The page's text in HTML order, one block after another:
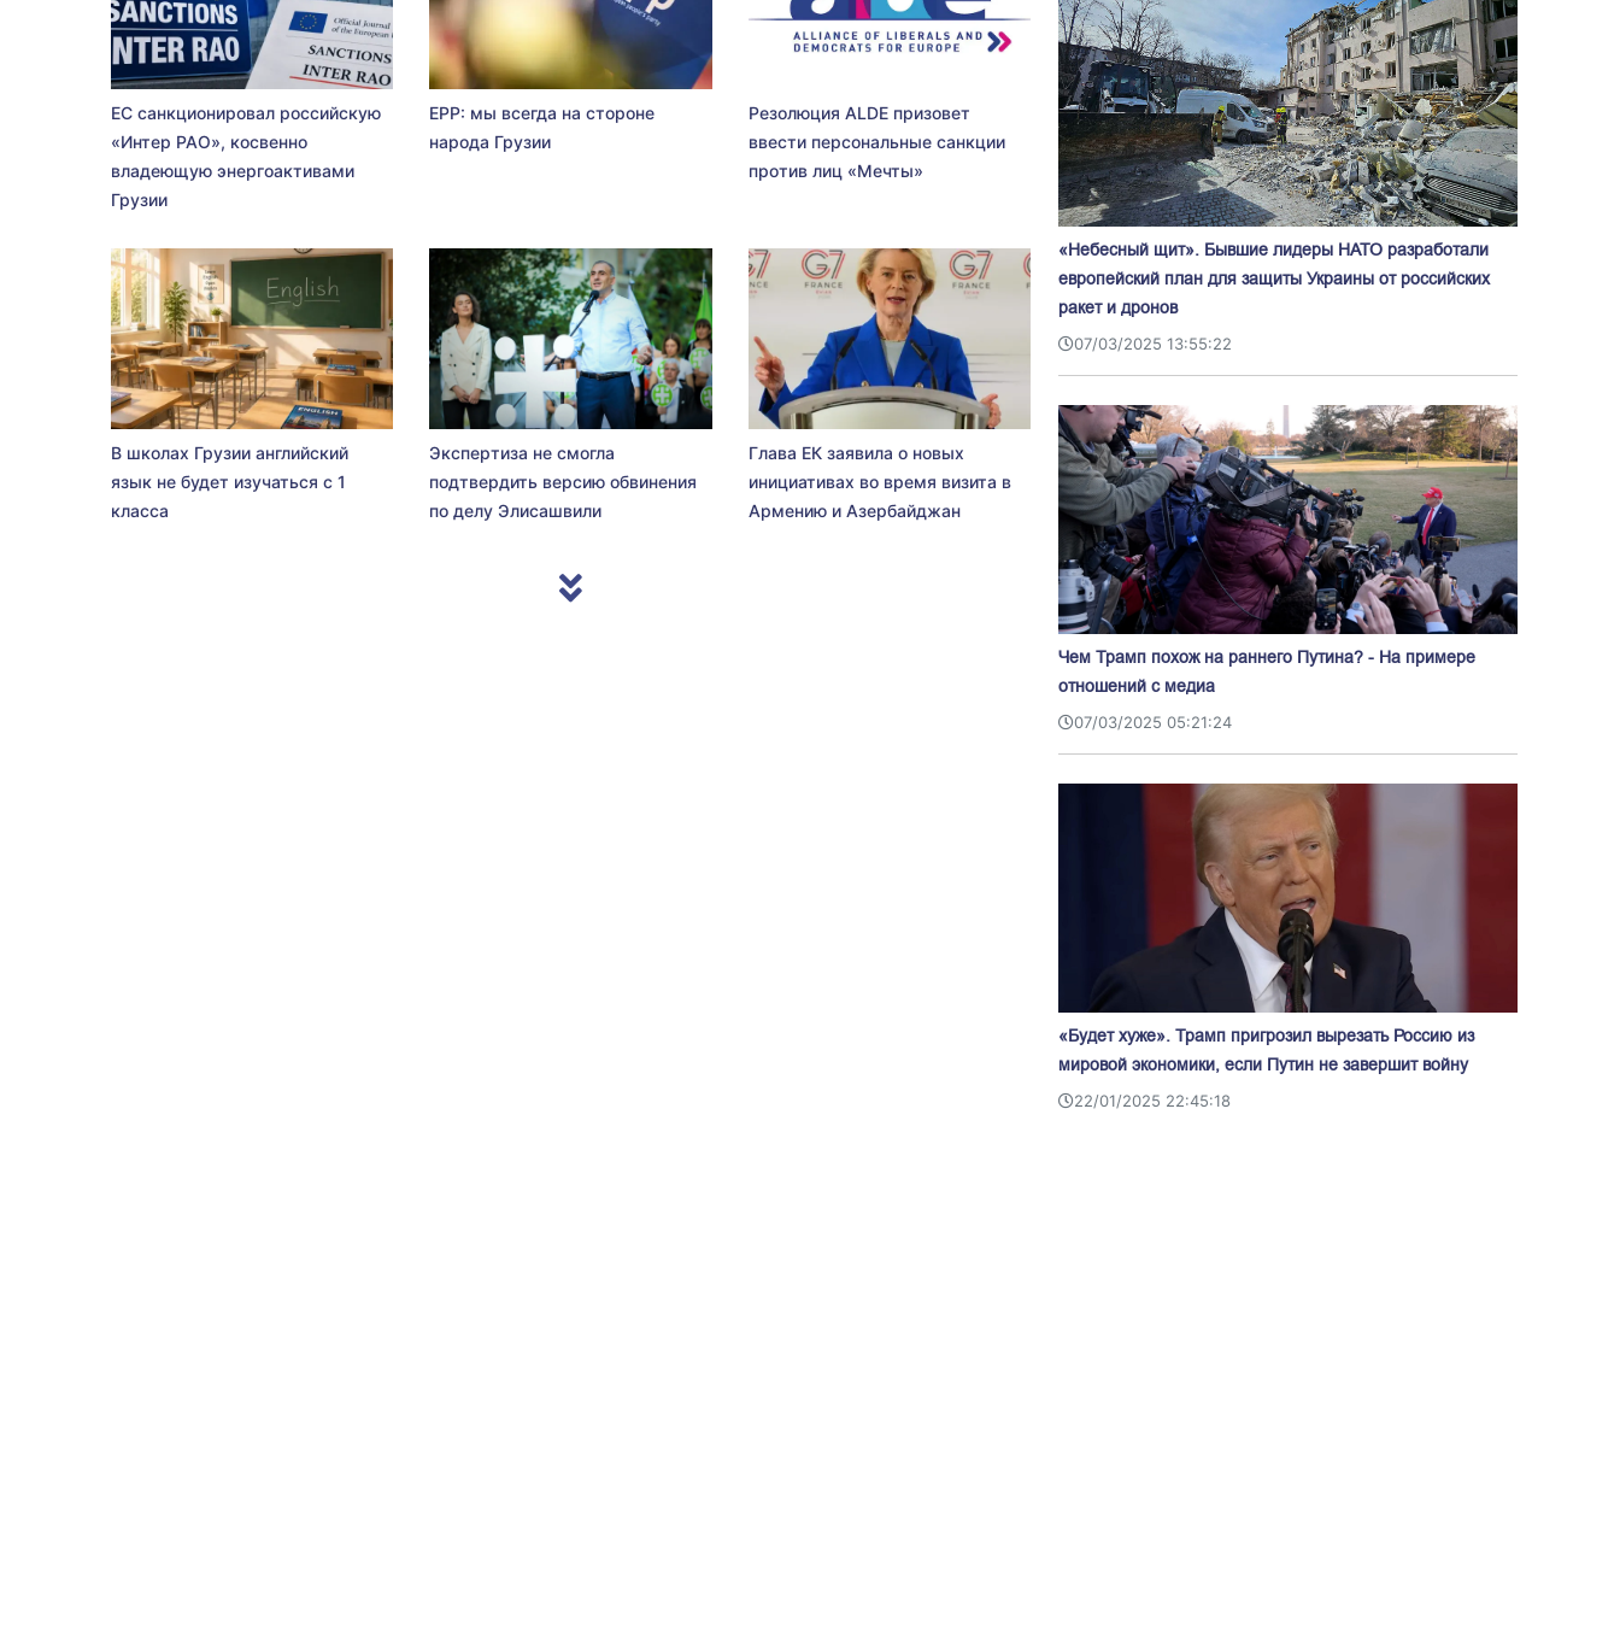
ЕС санкционировал российскую
«Интер РАО», косвенно
владеющую энергоактивами
Грузии
EPP: мы всегда на стороне
народа Грузии
Резолюция ALDE призовет
ввести персональные санкции
против лиц «Мечты»
В школах Грузии английский
язык не будет изучаться с 1
класса
Экспертиза не смогла
подтвердить версию обвинения
по делу Элисашвили
Глава ЕК заявила о новых
инициативах во время визита в
Армению и Азербайджан
«Небесный щит». Бывшие лидеры НАТО разработали
европейский план для защиты Украины от российских
ракет и дронов
07/03/2025 13:55:22
Чем Трамп похож на раннего Путина? - На примере
отношений с медиа
07/03/2025 05:21:24
«Будет хуже». Трамп пригрозил вырезать Россию из
мировой экономики, если Путин не завершит войну
22/01/2025 22:45:18